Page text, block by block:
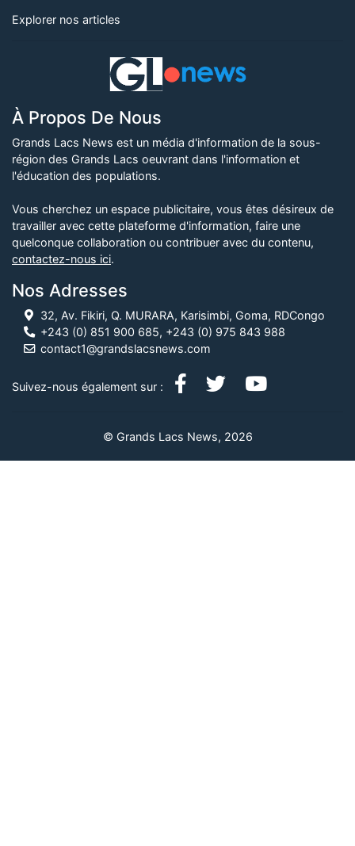
Explorer nos articles
À Propos De Nous
Grands Lacs News est un média d'information de la sous-
région des Grands Lacs oeuvrant dans l'information et
l'éducation des populations.
Vous cherchez un espace publicitaire, vous êtes désireux de
travailler avec cette plateforme d'information, faire une
quelconque collaboration ou contribuer avec du contenu,
contactez-nous ici.
Nos Adresses
32, Av. Fikiri, Q. MURARA, Karisimbi, Goma, RDCongo
+243 (0) 851 900 685, +243 (0) 975 843 988
contact1@grandslacsnews.com
Suivez-nous également sur :
© Grands Lacs News, 2026